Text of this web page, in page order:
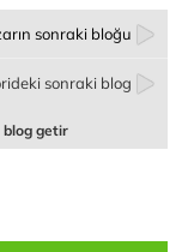
sonraki bloğu
sonraki blog
getir